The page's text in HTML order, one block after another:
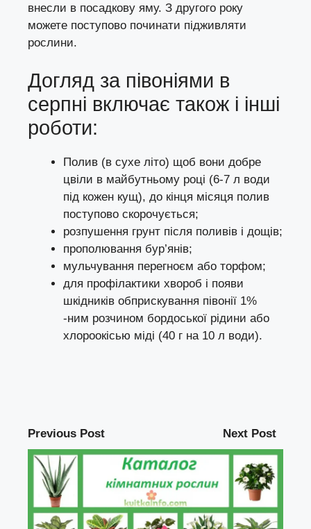
внесли в посадкову яму. З другого року
можете поступово починати підживляти
рослини.
Догляд за півоніями в
серпні включає також і інші
роботи:
Полив (в сухе літо) щоб вони добре
цвіли в майбутньому році (6-7 л води
під кожен кущ), до кінця місяця полив
поступово скорочується;
розпушення грунт після поливів і дощів;
прополювання бур’янів;
мульчування перегноєм або торфом;
для профілактики хвороб і появи
шкідників обприскування півонії 1%
-ним розчином бордоської рідини або
хлороокісью міді (40 г на 10 л води).
Previous Post Next Post